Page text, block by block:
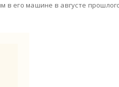
в его машине в августе